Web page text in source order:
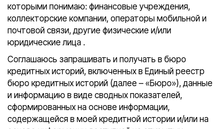
которыми понимаю: финансовые учреждения,
коллекторские компании, операторы мобильной и
почтовой связи, другие физические и/или
юридические лица .
Соглашаюсь запрашивать и получать в бюро
кредитных историй, включенных в Единый реестр
бюро кредитных историй (далее – «Бюро»), данные
и информацию в виде сводных показателей,
сформированных на основе информации,
содержащейся в моей кредитной истории и/или на